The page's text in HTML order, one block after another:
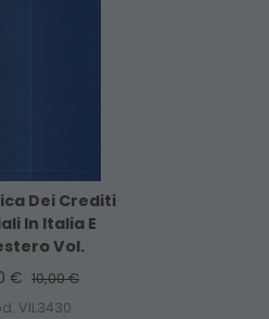
Dei Crediti
In Italia E
Vol.
€ 10,00 €
VIL3430